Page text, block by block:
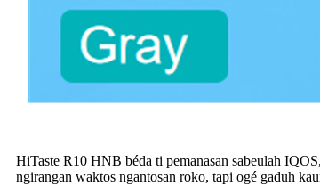
HiTaste R10 HNB béda ti pemanasan sabeulah
ngirangan waktos ngantosan roko, tapi ogé gaduh